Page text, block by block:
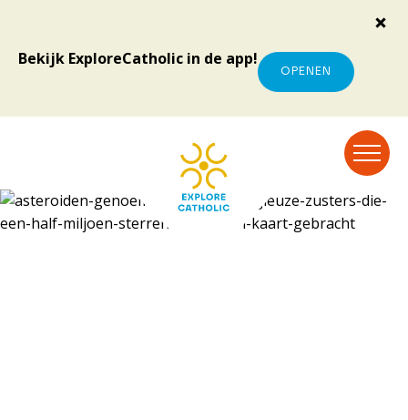
Bekijk ExploreCatholic in de app!
OPENEN